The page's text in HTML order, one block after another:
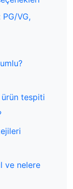
VG,
tespiti
ve nelere